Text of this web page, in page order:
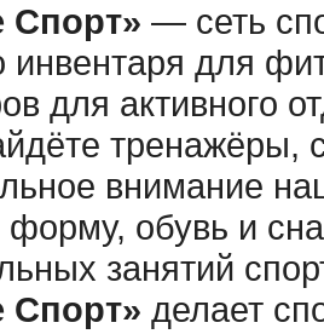
Спорт» — сеть
инвентаря для
для активного
тренажёры,
внимание
форму, обувь и
занятий
Спорт» делает